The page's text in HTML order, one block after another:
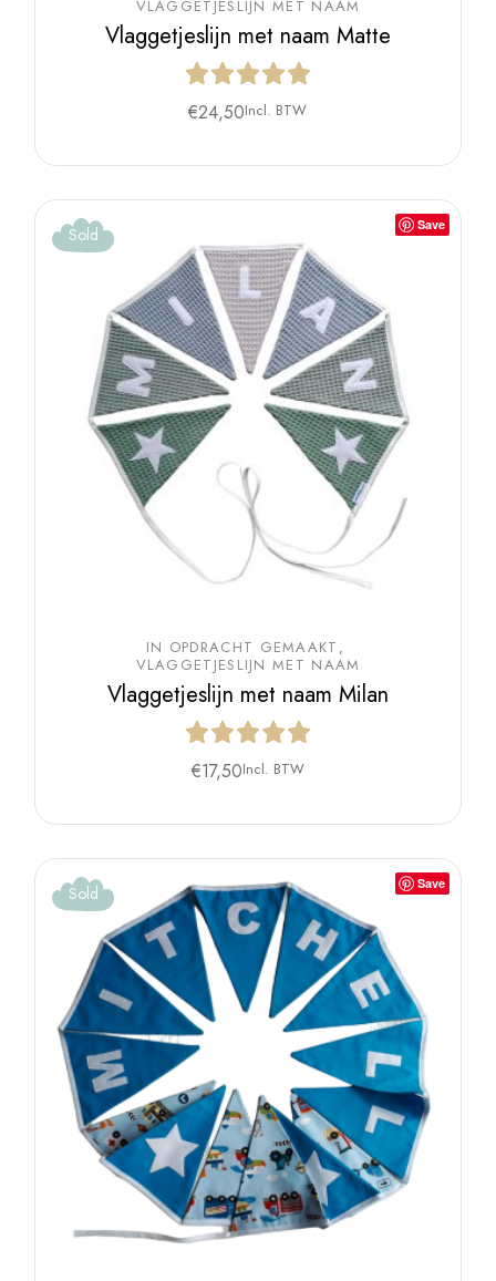
VLAGGETJESLIJN MET NAAM
Vlaggetjeslijn met naam Matte
€24,50Incl. BTW
Save
Sold
IN OPDRACHT GEMAAKT
VLAGGETJESLIJN MET NAAM
Vlaggetjeslijn met naam Milan
€17,50Incl. BTW
Save
Sold